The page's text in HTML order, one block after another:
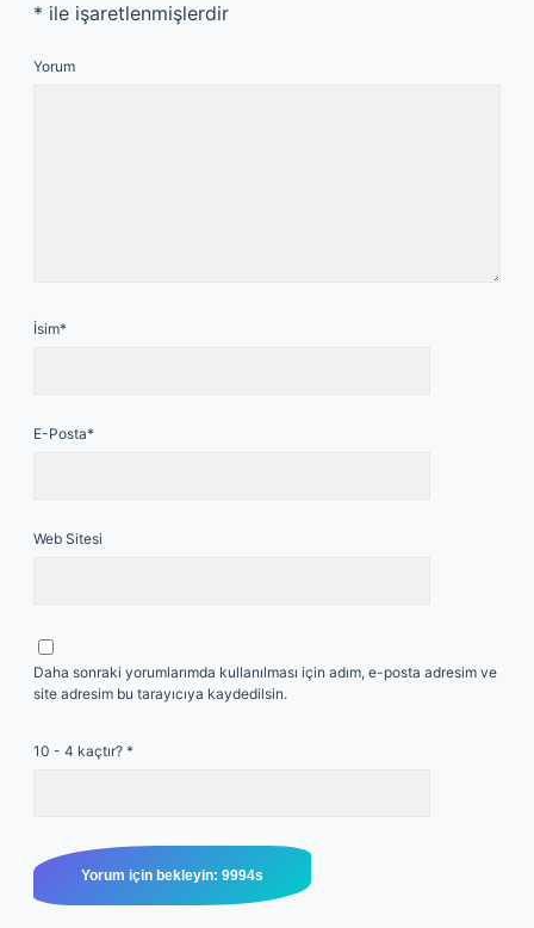
* ile işaretlenmişlerdir
Yorum
İsim*
E-Posta*
Web Sitesi
Daha sonraki yorumlarımda kullanılması için adım, e-posta adresim ve
site adresim bu tarayıcıya kaydedilsin.
10 - 4 kaçtır? *